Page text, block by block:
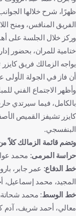
ظهرًا، شرح خلالها
الفريق المنافس، ومنح
وركز خلال الجلسة على
ختامية للمران، بحضور
يواجه الزمالك فريق
أن فاز في الجولة الأولى
وأظهر الاجتماع الفني
بالكامل، فيما سيرتدي
كايزر تشيفز القميص
البنفسجي.
وتضم قائمة الزمالك كلاً
حراسة المرمى: محمد
خط الدفاع: عمر جابر،
المجيد، محمد إسماعيل،
خط الوسط: محمد
معالي، أحمد شريف، آدم